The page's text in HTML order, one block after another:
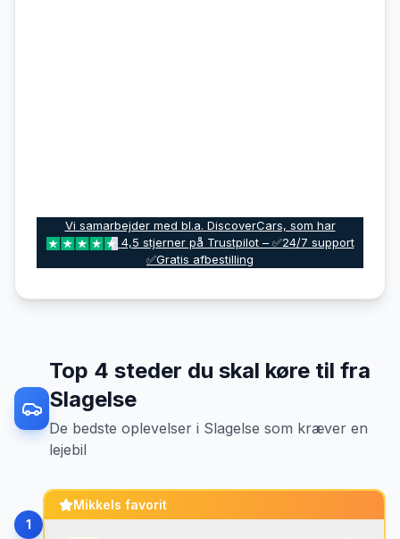
Vi samarbejder med bl.a. DiscoverCars, som har
4,5 stjerner på Trustpilot – ✅24/7 support
✅Gratis afbestilling
Top 4 steder du skal køre til fra
Slagelse
De bedste oplevelser i Slagelse som kræver en
lejebil
1
Mikkels favorit